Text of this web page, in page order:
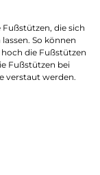
die sich
So können
die Fußstützen
Fußstützen bei
verstaut werden.